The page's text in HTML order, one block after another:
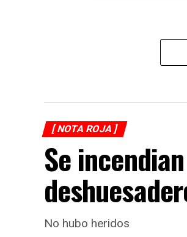
[ NOTA ROJA ]
Se
No hubo heridos